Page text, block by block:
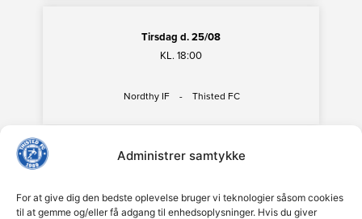
Administrer samtykke
For at give dig den bedste oplevelse bruger vi teknologier såsom cookies
til at gemme og/eller få adgang til enhedsoplysninger. Hvis du giver